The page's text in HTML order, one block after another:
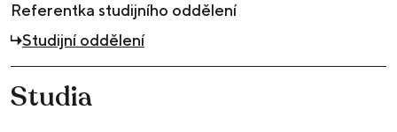
Referentka studijního oddělení
Studijní oddělení
Studia